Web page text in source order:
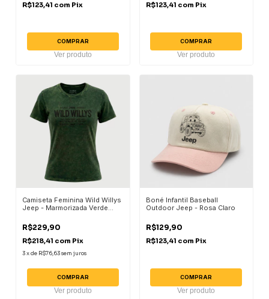
R$123,41 com Pix
COMPRAR
Ver produto
R$123,41 com Pix
COMPRAR
Ver produto
Camiseta Feminina Wild Willys
Jeep - Marmorizada Verde
R$229,90
R$218,41 com Pix
3xde R$76,63sem juros
COMPRAR
Ver produto
Boné Infantil Baseball
Outdoor Jeep - Rosa Claro
R$129,90
R$123,41 com Pix
COMPRAR
Ver produto